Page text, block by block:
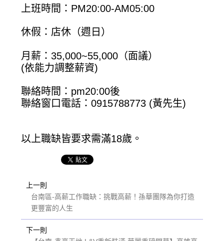
上班時間：PM20:00-AM05:00
休假：店休（週日）
月薪：35,000~55,000（面議）
(依能力調整薪資)
聯絡時間：pm20:00後
聯絡窗口電話：0915788773 (黃先生)
以上職缺皆要求需滿18歲。
上一則
台南區-高薪工作職缺：挑戰高薪！孫華團隊為你打造
更豐富的人生
下一則